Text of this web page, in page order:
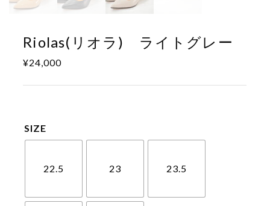
Riolas(リオラ) ライトグレー
¥24,000
SIZE
22.5 23 23.5